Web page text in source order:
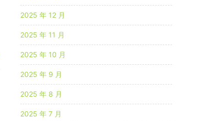
2025 年 12 月
2025 年 11 月
2025 年 10 月
2025 年 9 月
2025 年 8 月
2025 年 7 月